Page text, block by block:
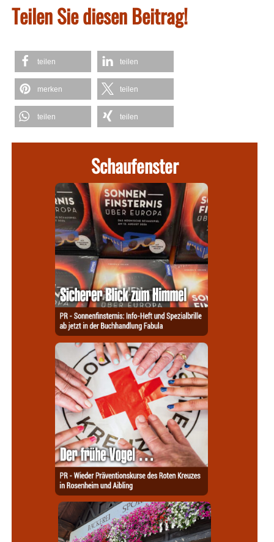
Teilen Sie diesen Beitrag!
teilen teilen
merken teilen
teilen teilen
Schaufenster